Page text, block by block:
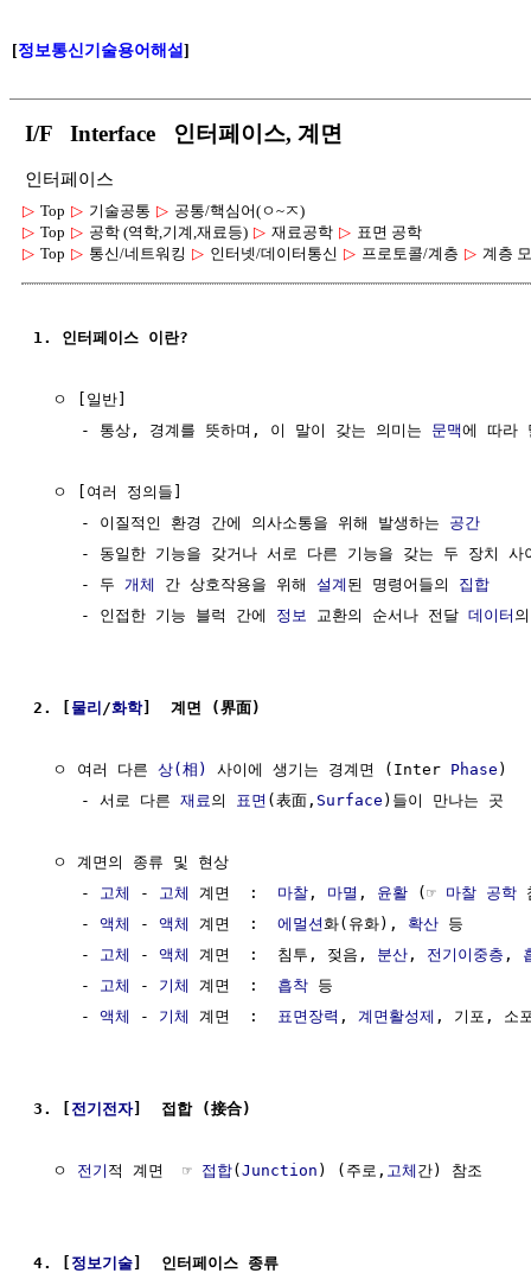
[정보통신기술용어해설]
I/F Interface 인터페이스, 계면
인터페이스
▷ Top ▷ 기술공통 ▷ 공통/핵심어(ㅇ~ㅈ)
▷ Top ▷ 공학 (역학,기계,재료등) ▷ 재료공학 ▷ 표면 공학
▷ Top ▷ 통신/네트워킹 ▷ 인터넷/데이터통신 ▷ 프로토콜/계층 ▷ 계층
1. 인터페이스 이란?
  ㅇ [일반]
     - 통상, 경계를 뜻하며, 이 말이 갖는 의미는
문맥에 따라
  ㅇ [여러 정의들]
     - 이질적인 환경 간에 의사소통을 위해 발생하는
공간
- 동일한 기능을 갖거나 서로 다른 기능을 갖는 두 장치 사
     - 두
개체 간 상호작용을 위해 설계 된 명령어들의 집합
     - 인접한 기능 블럭 간에
정보 교환의 순서나 전달 데이터
2. [ 물리 /화학]  계면 (界面)
  ㅇ 여러 다른
상(相) 사이에 생기는 경계면 (Inter Phase )
     - 서로 다른
재료 의 표면 (表面, Surface )들이 만나는 곳
  ㅇ 계면의 종류 및 현상
     -
고체 - 고체 계면  : 마찰 , 마멸 , 윤활 (☞ 마찰 공학
     -
액체 - 액체 계면  : 에멀션 화(유화), 확산 등
     -
고체 - 액체 계면  :  침투, 젖음, 분산 , 전기이중층 ,
     -
고체 - 기체 계면  : 흡착 등
     -
액체 - 기체 계면  : 표면장력 , 계면활성제 , 기포, 소
3. [ 전기전자]  접합 (接合)
  ㅇ
전기 적 계면  ☞ 접합(Junction ) (주로, 고체 간) 참조
4. [ 정보기술]  인터페이스 종류